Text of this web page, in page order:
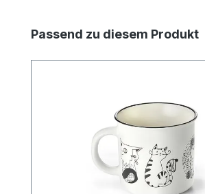
Produktgalerie überspringen
Passend zu diesem Produkt